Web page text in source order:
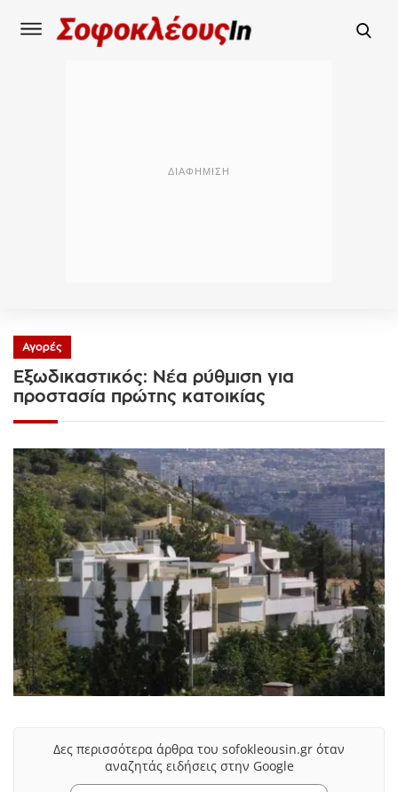
Αγορές
Εξωδικαστικός: Νέα ρύθμιση για
προστασία πρώτης κατοικίας
Δες περισσότερα άρθρα του sofokleousin.gr όταν
αναζητάς ειδήσεις στην Google